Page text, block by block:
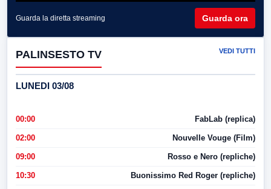
Guarda la diretta streaming Guarda ora
PALINSESTO TV VEDI TUTTI
LUNEDI 03/08
00:00 FabLab (replica)
02:00 Nouvelle Vouge (Film)
09:00 Rosso e Nero (repliche)
10:30 Buonissimo Red Roger (repliche)